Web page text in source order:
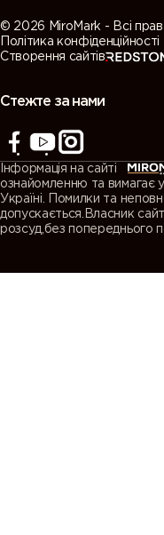
© 2026 MiroMark - Всі
Політика конфіденційності
Створення сайтів
Стежте за нами
Інформація на сайті
ознайомленню та вимагає
Україні. Помилки та
допускається.Власник
розсуд,без попереднього